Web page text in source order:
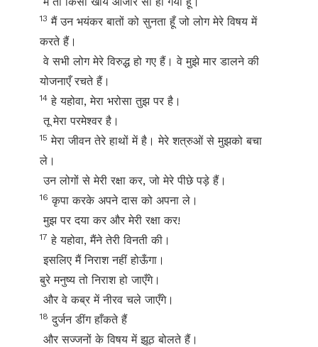
13 मैं उन भयंकर बातों को सुनता हूँ जो लोग मेरे विषय में
करते हैं।
वे सभी लोग मेरे विरुद्ध हो गए हैं। वे मुझे मार डालने की
योजनाएँ रचते हैं।
14 हे यहोवा, मेरा भरोसा तुझ पर है।
तू मेरा परमेश्वर है।
15 मेरा जीवन तेरे हाथों में है। मेरे शत्रुओं से मुझको बचा
ले।
उन लोगों से मेरी रक्षा कर, जो मेरे पीछे पड़े हैं।
16 कृपा करके अपने दास को अपना ले।
मुझ पर दया कर और मेरी रक्षा कर!
17 हे यहोवा, मैंने तेरी विनती की।
इसलिए मैं निराश नहीं होऊँगा।
बुरे मनुष्य तो निराश हो जाएँगे।
और वे कब्र में नीरव चले जाएँगे।
18 दुर्जन डींग हाँकते हैं
और सज्जनों के विषय में झूठ बोलते हैं।